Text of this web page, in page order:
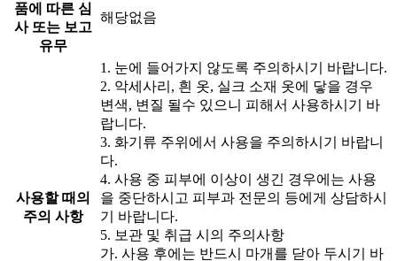
품에 따른 심
사 또는 보고
유무
해당없음
사용할 때의
주의 사항
1. 눈에 들어가지 않도록 주의하시기 바랍니다.
2. 악세사리, 흰 옷, 실크 소재 옷에 닿을 경우
변색, 변질 될수 있으니 피해서 사용하시기 바
랍니다.
3. 화기류 주위에서 사용을 주의하시기 바랍니
다.
4. 사용 중 피부에 이상이 생긴 경우에는 사용
을 중단하시고 피부과 전문의 등에게 상담하시
기 바랍니다.
5. 보관 및 취급 시의 주의사항
가. 사용 후에는 반드시 마개를 닫아 두시기 바